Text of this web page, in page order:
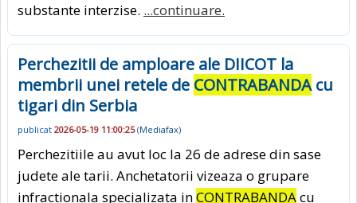
substante interzise. ...continuare.
Perchezitii de amploare ale DIICOT la
membrii unei retele de CONTRABANDAcu
tigari din Serbia
publicat 2026-05-19 11:00:25(Mediafax)
Perchezitiile au avut loc la 26 de adrese din sase
judete ale tarii. Anchetatorii vizeaza o grupare
infractionala specializata inCONTRABANDAcu